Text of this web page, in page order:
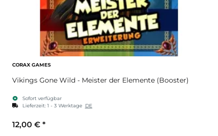
CORAX GAMES
Vikings Gone Wild - Meister der Elemente (Booster)
Sofort verfügbar
Lieferzeit: 1 - 3 Werktage DE
12,00 € *